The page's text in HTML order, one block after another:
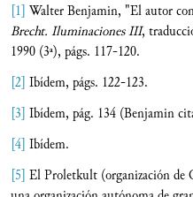
[1] Walter Benjamin, "El autor
Brecht. Iluminaciones III,
1990 (3ª), págs. 117-120.
[2] Ibídem, págs. 122-123.
[3] Ibídem, pág. 134 (Benjamin
[4] Ibídem.
[5] El Proletkult (organización de